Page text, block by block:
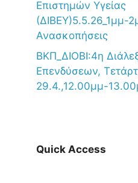
Επιστημών Υγείας
(ΔΙΒΕΥ)5.5.26_1μμ-
Ανασκοπήσεις
ΒΚΠ_ΔΙΟΒΙ:4η
Επενδύσεων,
29.4.,12.00μμ-
Quick Access